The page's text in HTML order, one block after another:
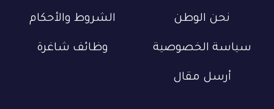
نحن الوطن الشروط والأحكام
سياسة الخصوصية وظائف شاغرة
أرسل مقال